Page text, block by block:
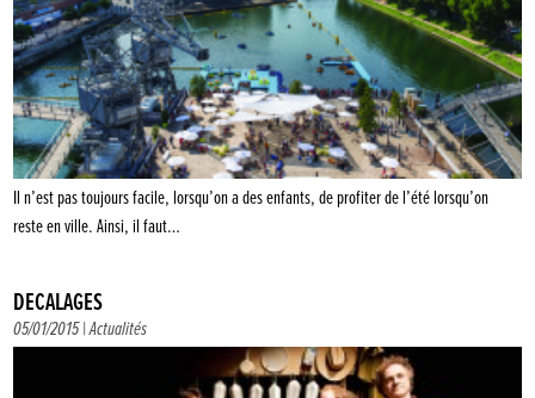
Il n’est pas toujours facile, lorsqu’on a des enfants, de profiter de l’été lorsqu’on
reste en ville. Ainsi, il faut…
DÉCALAGES
05/01/2015 |Actualités